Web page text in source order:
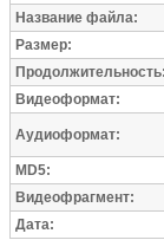
Название файла:
Размер:
Продолжительность:
Видеоформат:
Аудиоформат:
MD5:
Видеофрагмент:
Дата: